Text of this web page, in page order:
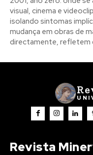
visual, cinema e
isolando sintomas
mudança em obras de
directamente, refletem
Revista